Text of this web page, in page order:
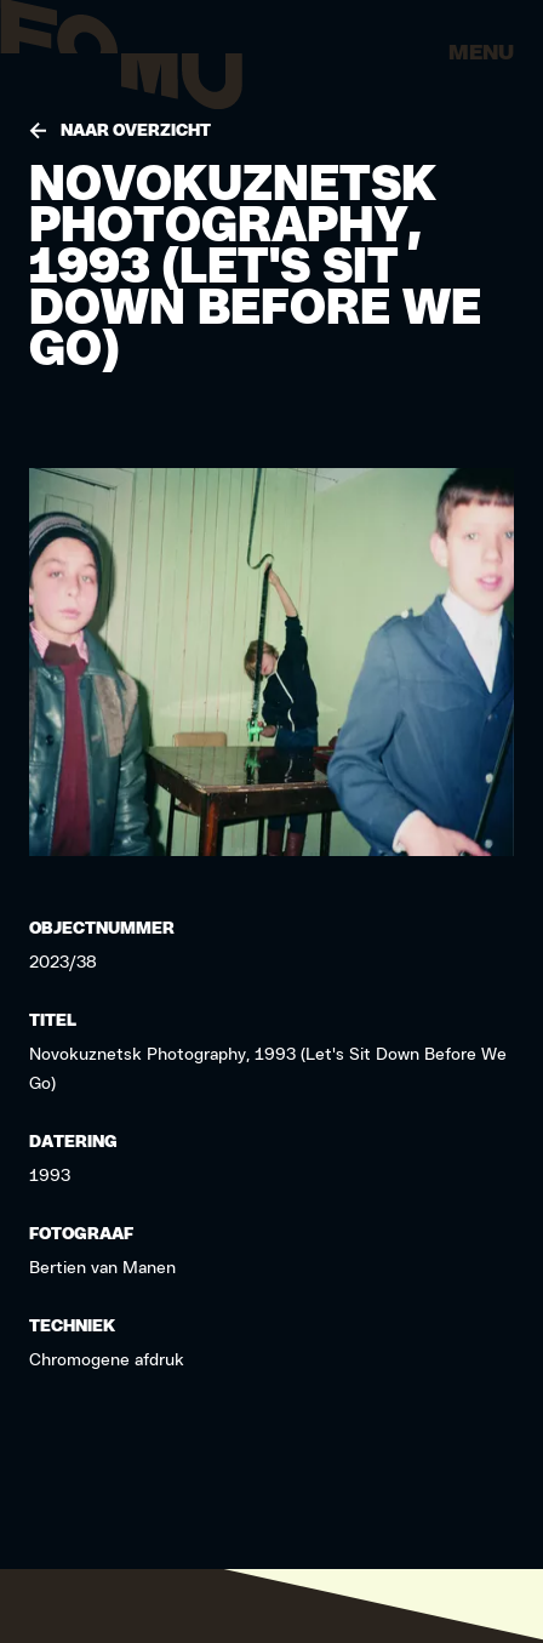
MENU
NAAR OVERZICHT
NOVOKUZNETSK
PHOTOGRAPHY,
1993 (LET'S SIT
DOWN BEFORE WE
GO)
OBJECTNUMMER
2023/38
TITEL
Novokuznetsk Photography, 1993 (Let's Sit Down Before We
Go)
DATERING
1993
FOTOGRAAF
Bertien van Manen
TECHNIEK
Chromogene afdruk